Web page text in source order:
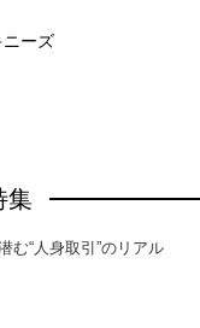
ーズ
集
む“人身取引”のリアル